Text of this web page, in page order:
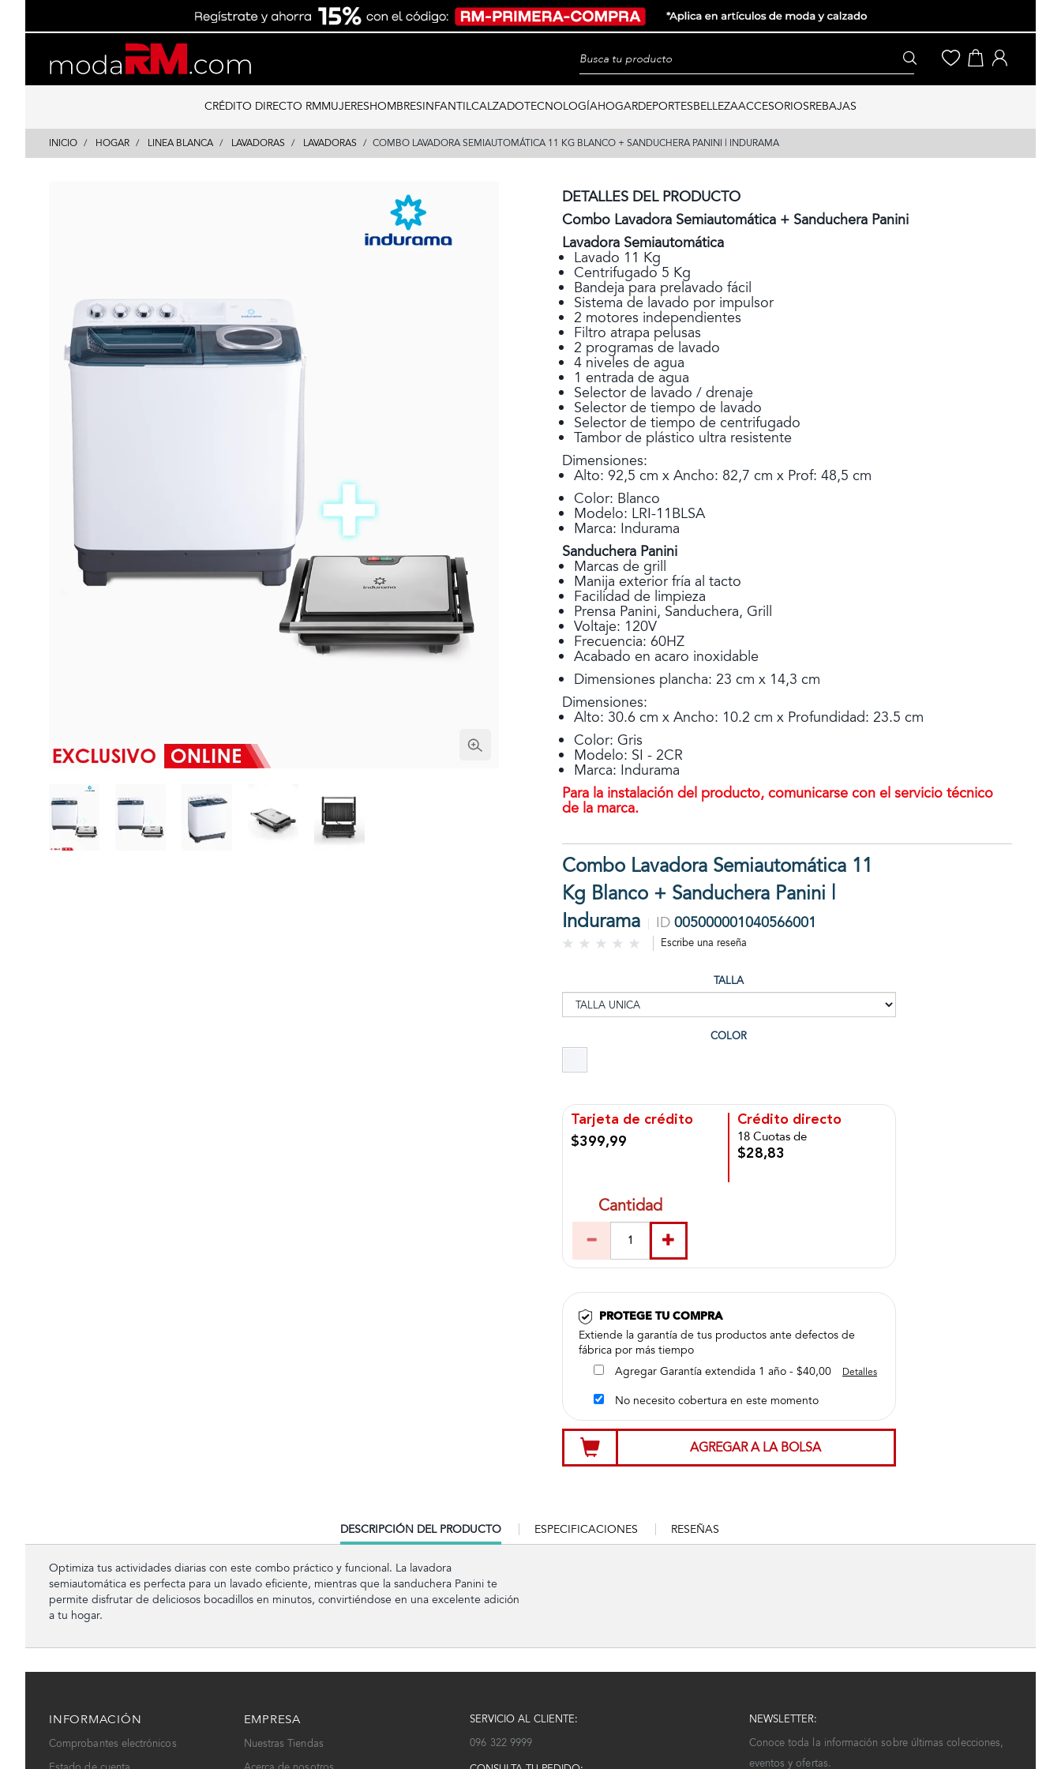
content
navigation
CRÉDITO DIRECTO RMMUJERESHOMBRESINFANTILCALZADOTECNOLOGÍAHOGARDEPORTESBELLEZAACCESORIOSREBAJAS
INICIO HOGAR LINEA BLANCA LAVADORAS LAVADORAS COMBO LAVADORA SEMIAUTOMÁTICA 11 KG BLANCO + SANDUCHERA PANINI | INDURAMA
DETALLES DEL PRODUCTO
Combo Lavadora Semiautomática + Sanduchera Panini
Lavadora Semiautomática
Lavado 11 Kg
Centrifugado 5 Kg
Bandeja para prelavado fácil
Sistema de lavado por impulsor
2 motores independientes
Filtro atrapa pelusas
2 programas de lavado
4 niveles de agua
1 entrada de agua
Selector de lavado / drenaje
Selector de tiempo de lavado
Selector de tiempo de centrifugado
Tambor de plástico ultra resistente
Dimensiones:
Alto: 92,5 cm x Ancho: 82,7 cm x Prof: 48,5 cm
Color: Blanco
Modelo: LRI-11BLSA
Marca: Indurama
Sanduchera Panini
Marcas de grill
Manija exterior fría al tacto
Facilidad de limpieza
Prensa Panini, Sanduchera, Grill
Voltaje: 120V
Frecuencia: 60HZ
Acabado en acaro inoxidable
Dimensiones plancha: 23 cm x 14,3 cm
Dimensiones:
Alto: 30.6 cm x Ancho: 10.2 cm x Profundidad: 23.5 cm
Color: Gris
Modelo: SI - 2CR
Marca: Indurama
Para la instalación del producto, comunicarse con el servicio técnico
de la marca.
Combo Lavadora Semiautomática 11
Kg Blanco + Sanduchera Panini |
Indurama
ID 005000001040566001
Escribe una reseña
TALLA
COLOR
Tarjeta de crédito
$399,99
Crédito directo
18 Cuotas de
$28,83
Cantidad
PROTEGE TU COMPRA
Extiende la garantía de tus productos ante defectos de
fábrica por más tiempo
Agregar Garantía extendida 1 año - $40,00
Detalles
No necesito cobertura en este momento
AGREGAR A LA BOLSA
CURRENT
TAB:
DESCRIPCIÓN DEL PRODUCTO ESPECIFICACIONES RESEÑAS
Optimiza tus actividades diarias con este combo práctico y funcional. La lavadora
semiautomática es perfecta para un lavado eficiente, mientras que la sanduchera Panini te
permite disfrutar de deliciosos bocadillos en minutos, convirtiéndose en una excelente adición
a tu hogar.
INFORMACIÓN
Comprobantes electrónicos
EMPRESA
Nuestras Tiendas
SERVICIO AL CLIENTE:
096 322 9999
NEWSLETTER:
Conoce toda la información sobre últimas colecciones,
eventos y ofertas.